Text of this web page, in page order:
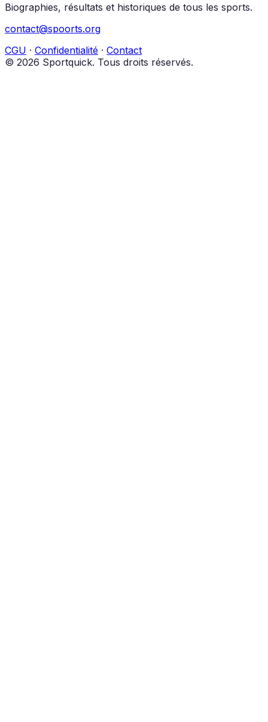
Biographies, résultats et historiques de tous les sports.
contact@spoorts.org
CGU · Confidentialité · Contact
© 2026 Sportquick. Tous droits réservés.